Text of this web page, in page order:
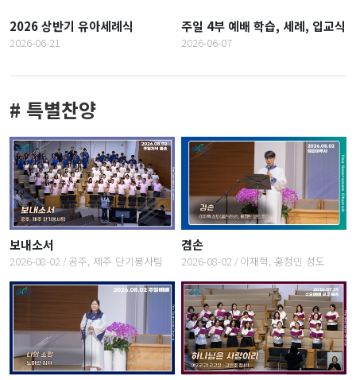
2026-06-21
2026 상반기 유아세례식
2026 상반기 유아세례식
2026-06-21
2026-06-07
주일 4부 예배 학습, 세례,
입교식
주일 4부 예배 학습, 세례, 입교식
2026-06-07
# 특별찬양
보내소서
2026-08-02 공주, 제주 단기봉사팀
겸손
2026-08-02 이재혁, 홍정민 성도